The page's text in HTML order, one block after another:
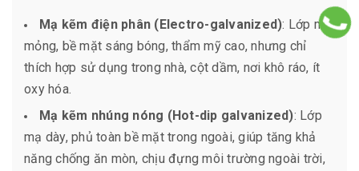
Mạ kẽm điện phân (Electro-galvanized): Lớp mạ
mỏng, bề mặt sáng bóng, thẩm mỹ cao, nhưng chỉ
thích hợp sử dụng trong nhà, cột dầm, nơi khô ráo, ít
oxy hóa.
Mạ kẽm nhúng nóng (Hot-dip galvanized): Lớp
mạ dày, phủ toàn bề mặt trong ngoài, giúp tăng khả
năng chống ăn mòn, chịu đựng môi trường ngoài trời,